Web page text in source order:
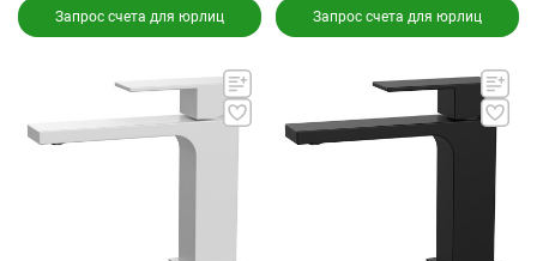
Запрос счета для юрлиц Запрос счета для юрлиц